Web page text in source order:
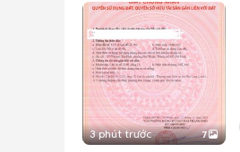
3 phút trước 7